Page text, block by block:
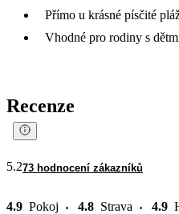
Přímo u krásné písčité
Vhodné pro rodiny s
Recenze
5.273 hodnocení zákazníků
4.9 Pokoj 4.8 Strava 4.9